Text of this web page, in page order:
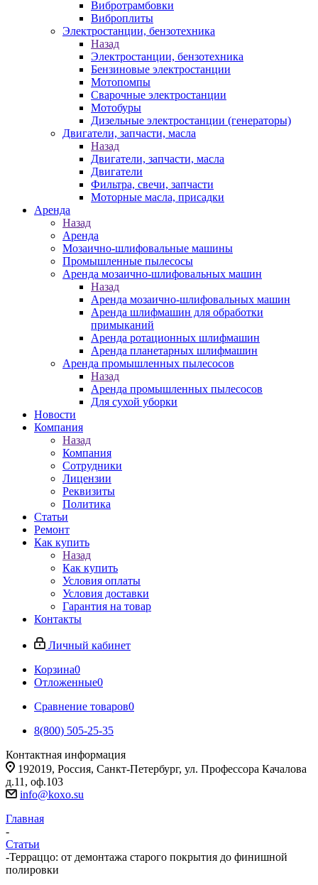
Вибротрамбовки
Виброплиты
Электростанции, бензотехника
Назад
Электростанции, бензотехника
Бензиновые электростанции
Мотопомпы
Сварочные электростанции
Мотобуры
Дизельные электростанции (генераторы)
Двигатели, запчасти, масла
Назад
Двигатели, запчасти, масла
Двигатели
Фильтра, свечи, запчасти
Моторные масла, присадки
Аренда
Назад
Аренда
Мозаично-шлифовальные машины
Промышленные пылесосы
Аренда мозаично-шлифовальных машин
Назад
Аренда мозаично-шлифовальных машин
Аренда шлифмашин для обработки
примыканий
Аренда ротационных шлифмашин
Аренда планетарных шлифмашин
Аренда промышленных пылесосов
Назад
Аренда промышленных пылесосов
Для сухой уборки
Новости
Компания
Назад
Компания
Сотрудники
Лицензии
Реквизиты
Политика
Статьи
Ремонт
Как купить
Назад
Как купить
Условия оплаты
Условия доставки
Гарантия на товар
Контакты
Личный кабинет
Корзина0
Отложенные0
Сравнение товаров0
8(800) 505-25-35
Контактная информация
192019, Россия, Санкт-Петербург, ул. Профессора Качалова
д.11, оф.103
info@koxo.su
Главная
-
Статьи
-Терраццо: от демонтажа старого покрытия до финишной
полировки